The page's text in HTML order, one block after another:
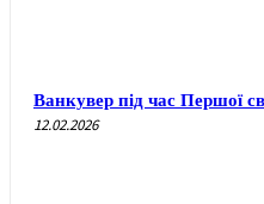
Ванкувер під час Першої
12.02.2026